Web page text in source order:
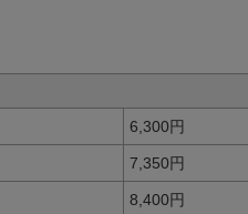
6,300円
7,350円
8,400円